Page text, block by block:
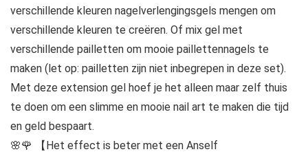
verschillende kleuren nagelverlengingsgels mengen om
verschillende kleuren te creëren. Of mix gel met
verschillende pailletten om mooie paillettennagels te
maken (let op: pailletten zijn niet inbegrepen in deze set).
Met deze extension gel hoef je het alleen maar zelf thuis
te doen om een ​​slimme en mooie nail art te maken die tijd
en geld bespaart.
🌸🌹 【Het effect is beter met een Anself